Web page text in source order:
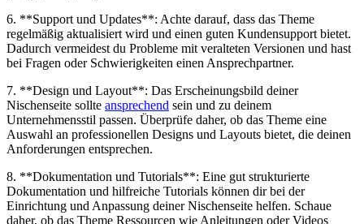
6. **Support ⁤und Updates**: Achte​ darauf, dass das Theme
regelmäßig aktualisiert wird und einen guten Kundensupport ‌bietet.
Dadurch ‌vermeidest du ‍Probleme ⁣mit veralteten ⁣Versionen und ⁢hast
bei Fragen oder Schwierigkeiten einen Ansprechpartner.
7. ‌**Design und ​Layout**: Das Erscheinungsbild deiner ​
Nischenseite sollte ansprechend sein und zu deinem
Unternehmensstil‌ passen. Überprüfe daher,‌ ob das Theme eine
Auswahl an professionellen Designs und Layouts bietet, die deinen
Anforderungen entsprechen.
8. **Dokumentation und Tutorials**: Eine gut strukturierte
Dokumentation und hilfreiche Tutorials ‌können ​dir bei der
Einrichtung und ⁣Anpassung deiner Nischenseite ‍helfen. Schaue
daher,‌ ob das Theme Ressourcen wie Anleitungen oder Videos